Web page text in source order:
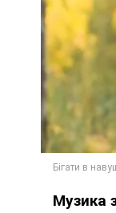
Музика